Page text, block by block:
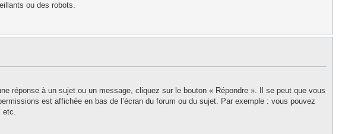
ou des robots.
réponse à un sujet ou un message, cliquez sur le bouton « Répondre ». Il se peut que vous
est affichée en bas de l’écran du forum ou du sujet. Par exemple : vous pouvez